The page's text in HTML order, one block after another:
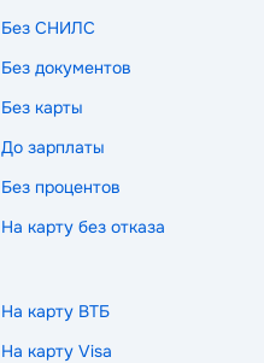
Без СНИЛС
Без документов
Без карты
До зарплаты
Без процентов
На карту без отказа
На карту ВТБ
На карту Visa